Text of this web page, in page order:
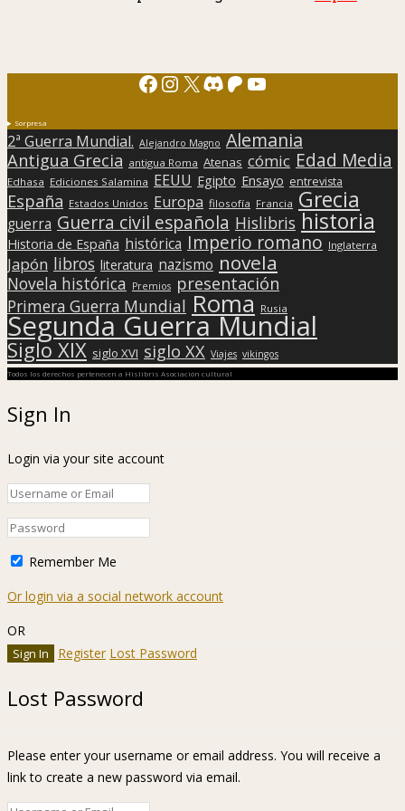
Facebook
Instagram
X Discord
Patreon
YouTube
Sorpresa
2ª Guerra Mundial. Alejandro Magno Alemania
Antigua Grecia antigua Roma Atenas cómic Edad Media
Edhasa Ediciones Salamina EEUU Egipto Ensayo entrevista
España Estados Unidos Europa filosofía Francia Grecia
guerra Guerra civil española Hislibris historia
Historia de España histórica Imperio romano Inglaterra
Japón libros literatura nazismo novela
Novela histórica Premios presentación
Primera Guerra Mundial Roma Rusia
Segunda Guerra Mundial
Siglo XIX siglo XVI siglo XX Viajes vikingos
Todos los derechos pertenecen a Hislibris Asociación cultural
Sign In
Login via your site account
Remember Me
Or login via a social network account
OR
Register Lost Password
Lost Password
Please enter your username or email address. You will receive a
link to create a new password via email.